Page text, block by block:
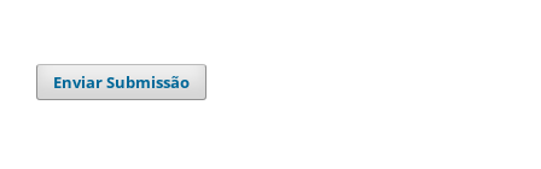
Enviar Submissão